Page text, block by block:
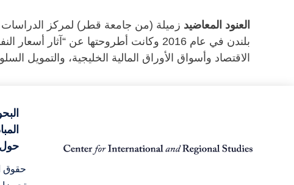
العنود المعاضيد
بلندن في عام 2016 وكانت أطروحتها عن
الاقتصاد وأسواق الأوراق المالية الخليجية، والتمويل
حول
حقوق